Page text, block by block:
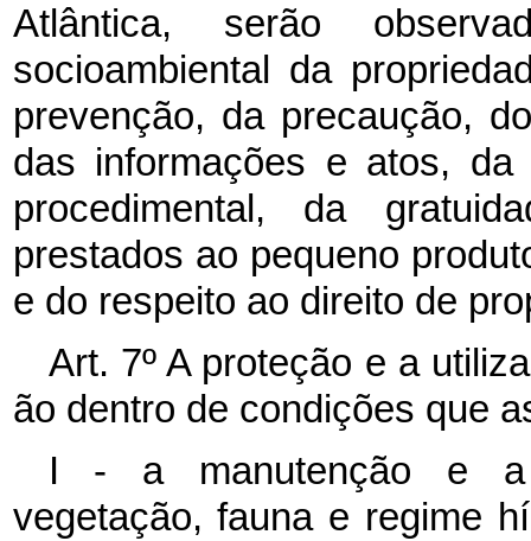
Atlântica, serão
socioambiental da
prevenção, da precaução,
das informações e atos, da
procedimental, da
prestados ao pequeno
e do respeito ao direito de
Art. 7º A proteção e a
ão dentro de condições que
I - a manutenção e a
vegetação, fauna e regime